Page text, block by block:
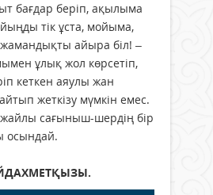
бағдар беріп, ақылыма
тік ұста, мойыма,
айыра біл! –
ұлық жол көрсетіп,
кеткен аяулы жан
жеткізу мүмкін емес.
сағыныш-шердің бір
осындай.